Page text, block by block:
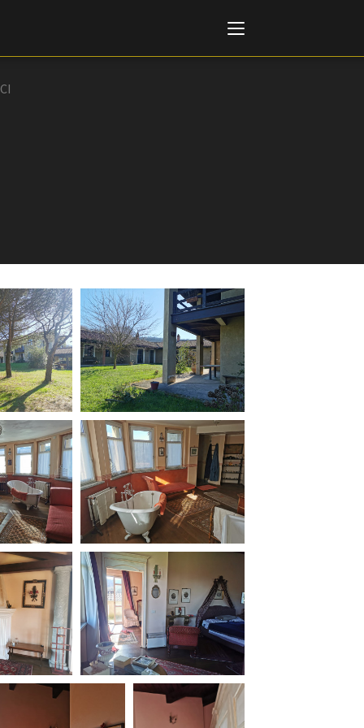
MARKETS, AWARDS
Berlin
Cannes
Festival - Bio to B Industry
Festival
d’Arte
Venezia
Film Festival
di Roma
Festival
Accedi al tuo profilo
Nuovo utente
noi
- Scuola e Lavoro
Economici per